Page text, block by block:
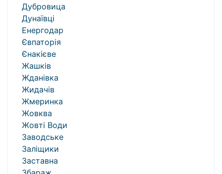
Дубровица
Дунаївці
Енергодар
Євпаторія
Єнакієве
Жашків
Жданівка
Жидачів
Жмеринка
Жовква
Жовті Води
Заводське
Заліщики
Заставна